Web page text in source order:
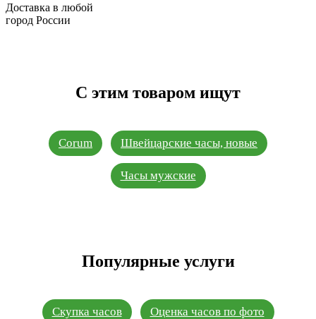
Доставка в любой
город России
С этим товаром ищут
Corum Швейцарские часы, новые
Часы мужские
Популярные услуги
Скупка часов Оценка часов по фото